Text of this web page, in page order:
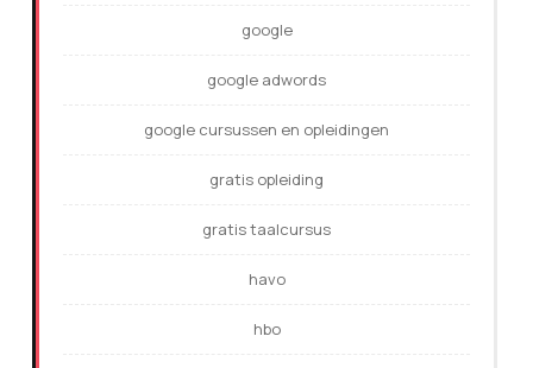
google
google adwords
google cursussen en opleidingen
gratis opleiding
gratis taalcursus
havo
hbo